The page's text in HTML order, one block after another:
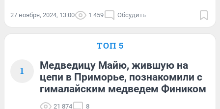
27 ноября, 2024, 13:00 1 459 Обсудить
ТОП 5
1
Медведицу Майю, жившую на
цепи в Приморье, познакомили с
гималайским медведем Фиником
21 874 8